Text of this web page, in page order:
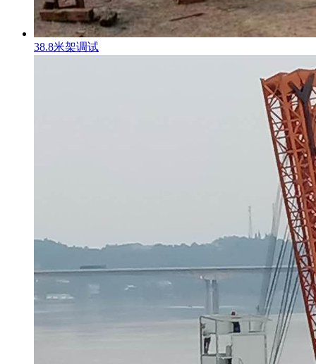
38.8米架调试